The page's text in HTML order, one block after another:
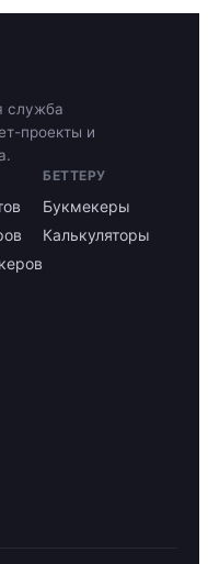
служба
проекты и
БЕТТЕРУ
Букмекеры
Калькуляторы